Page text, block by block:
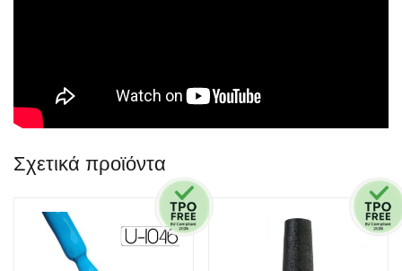
Σχετικά προϊόντα